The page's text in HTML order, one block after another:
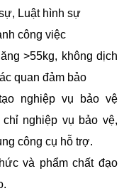
Luật hình sự
công việc
>55kg, không dịch
quan đảm bảo
nghiệp vụ bảo vệ
nghiệp vụ bảo vệ,
công cụ hỗ trợ.
và phẩm chất đạo